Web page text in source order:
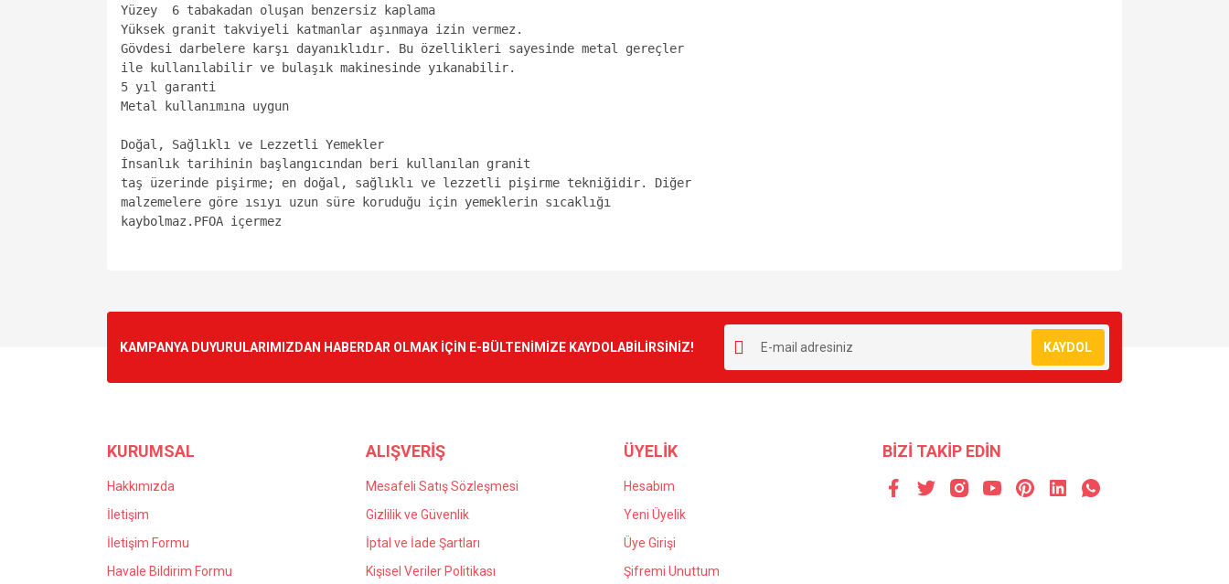
Yüzey  6 tabakadan oluşan benzersiz kaplama
Yüksek granit takviyeli katmanlar aşınmaya izin vermez.
Gövdesi darbelere karşı dayanıklıdır. Bu özellikleri sayesinde metal gereçler
ile kullanılabilir ve bulaşık makinesinde yıkanabilir.
5 yıl garanti
Metal kullanımına uygun
Doğal, Sağlıklı ve Lezzetli Yemekler
İnsanlık tarihinin başlangıcından beri kullanılan granit
taş üzerinde pişirme; en doğal, sağlıklı ve lezzetli pişirme tekniğidir. Diğer
malzemelere göre ısıyı uzun süre koruduğu için yemeklerin sıcaklığı
kaybolmaz.PFOA içermez
Ürün resmi kalitesiz, bozuk veya görüntülenemiyor.
Bu ürüne benzer farklı alternatifler olmalı.
Gönder
KAMPANYA DUYURULARIMIZDAN HABERDAR OLMAK İÇİN E-BÜLTENİMİZE KAYDOLABİLİRSİNİZ! KAYDOL
KURUMSAL
Hakkımızda
İletişim
İletişim Formu
Havale Bildirim Formu
ALIŞVERİŞ
Mesafeli Satış Sözleşmesi
Gizlilik ve Güvenlik
İptal ve İade Şartları
Kişisel Veriler Politikası
ÜYELİK
Hesabım
Yeni Üyelik
Üye Girişi
Şifremi Unuttum
BİZİ TAKİP EDİN